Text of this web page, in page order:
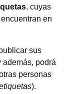
, cuyas
en
sus
además, podrá
personas
).